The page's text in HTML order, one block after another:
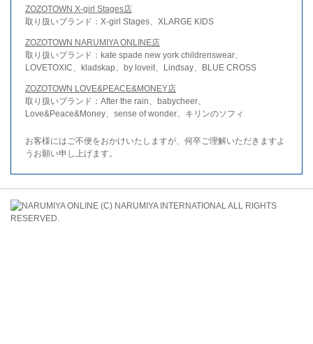
ZOZOTOWN X-girl Stages店
取り扱いブランド：X-girl Stages、XLARGE KIDS
ZOZOTOWN NARUMIYA ONLINE店
取り扱いブランド：kate spade new york childrenswear、
LOVETOXIC、kladskap、by loveit、Lindsay、BLUE CROSS
ZOZOTOWN LOVE&PEACE&MONEY店
取り扱いブランド：After the rain、babycheer、
Love&Peace&Money、sense of wonder、キリンのソフィ
お客様にはご不便をおかけいたしますが、何卒ご理解いただきますよ
うお願い申し上げます。